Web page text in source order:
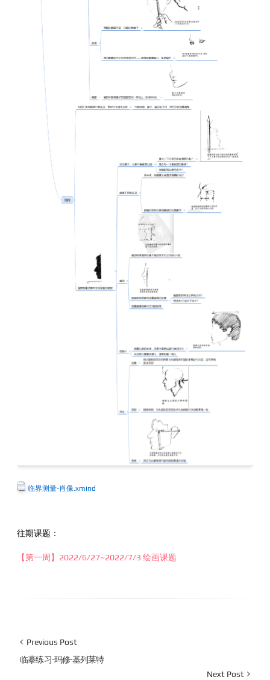
临界测量-肖像.xmind
往期课题：
【第一周】2022/6/27~2022/7/3 绘画课题
Previous Post
临摹练习-玛修·基列莱特
Next Post